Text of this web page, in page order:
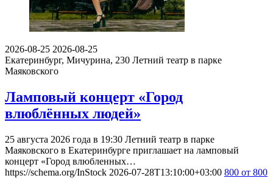
2026-08-25 2026-08-25
Екатеринбург, Мичурина, 230 Летний театр в парке
Маяковского
Ламповый концерт «Город
влюблённых людей»
25 августа 2026 года в 19:30 Летний театр в парке
Маяковского в Екатеринбурге приглашает на ламповый
концерт «Город влюбленных…
https://schema.org/InStock 2026-07-28T13:10:00+03:00 800 от 800